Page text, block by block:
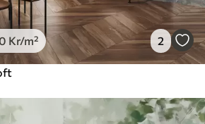
Kr/m² 2